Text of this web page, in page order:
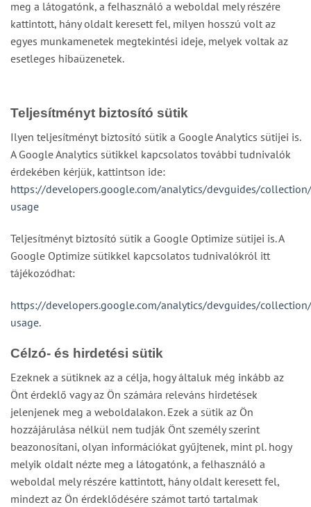
meg a látogatónk, a felhasználó a weboldal mely részére
kattintott, hány oldalt keresett fel, milyen hosszú volt az
egyes munkamenetek megtekintési ideje, melyek voltak az
esetleges hibaüzenetek.
Teljesítményt biztosító sütik
Ilyen teljesítményt biztosító sütik a Google Analytics sütijei is.
A Google Analytics sütikkel kapcsolatos további tudnivalók
érdekében kérjük, kattintson ide:
https://developers.google.com/analytics/devguides/
usage
Teljesítményt biztosító sütik a Google Optimize sütijei is. A
Google Optimize sütikkel kapcsolatos tudnivalókról itt
tájékozódhat:
https://developers.google.com/analytics/devguides/
usage.
Célzó- és hirdetési sütik
Ezeknek a sütiknek az a célja, hogy általuk még inkább az
Önt érdeklő vagy az Ön számára releváns hirdetések
jelenjenek meg a weboldalakon. Ezek a sütik az Ön
hozzájárulása nélkül nem tudják Önt személy szerint
beazonosítani, olyan információkat gyűjtenek, mint pl. hogy
melyik oldalt nézte meg a látogatónk, a felhasználó a
weboldal mely részére kattintott, hány oldalt keresett fel,
mindezt az Ön érdeklődésére számot tartó tartalmak